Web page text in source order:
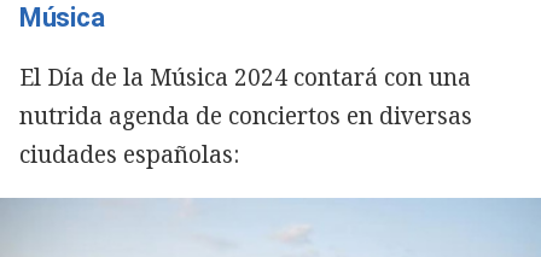
Música
El Día de la Música 2024 contará con una
nutrida agenda de conciertos en diversas
ciudades españolas: